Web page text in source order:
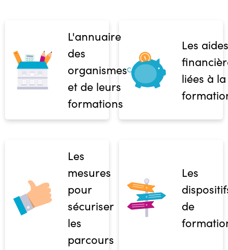
L'annuaire
des
organismes
et de leurs
formations
Les aides
liées à la
Les
mesures
pour
sécuriser
les
parcours
Les
de